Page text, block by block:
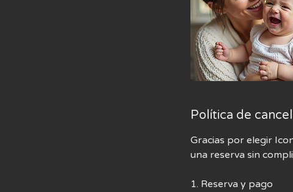
Política de
Gracias por elegir
una reserva sin
1. Reserva y pago